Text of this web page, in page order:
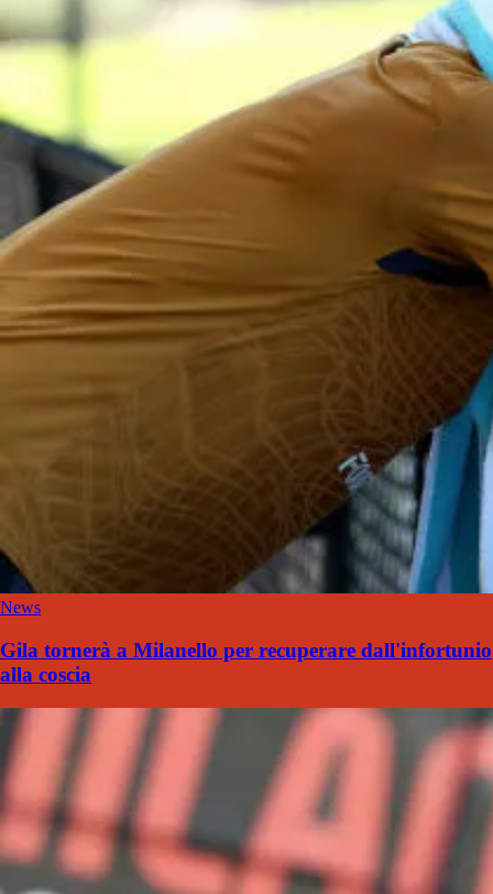
News
Gila tornerà a Milanello per recuperare dall'infortunio
alla coscia